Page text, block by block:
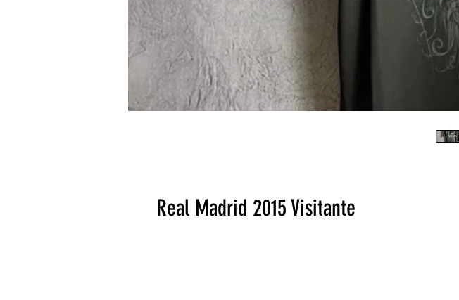
Real Madrid 2015 Visitante